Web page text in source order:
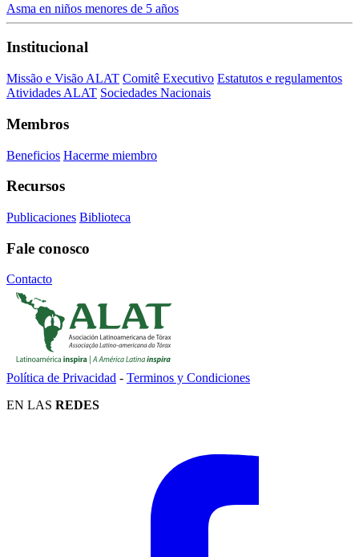
Asma en niños menores de 5 años
Institucional
Missão e Visão ALAT Comitê Executivo Estatutos e regulamentos
Atividades ALAT Sociedades Nacionais
Membros
Beneficios Hacerme miembro
Recursos
Publicaciones Biblioteca
Fale conosco
Contacto
Política de Privacidad - Terminos y Condiciones
EN LAS REDES